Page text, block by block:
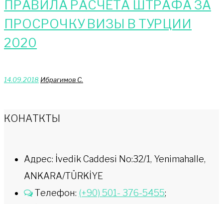
ПРАВИЛА РАСЧЕТА ШТРАФА ЗА
ПРОСРОЧКУ ВИЗЫ В ТУРЦИИ
2020
14.09.2018 Ибрагимов С.
КОНАТКТЫ
Адрес: İvedik Caddesi No:32/1, Yenimahalle,
ANKARA/TÜRKİYE
Телефон: (+90) 501- 376-5455;